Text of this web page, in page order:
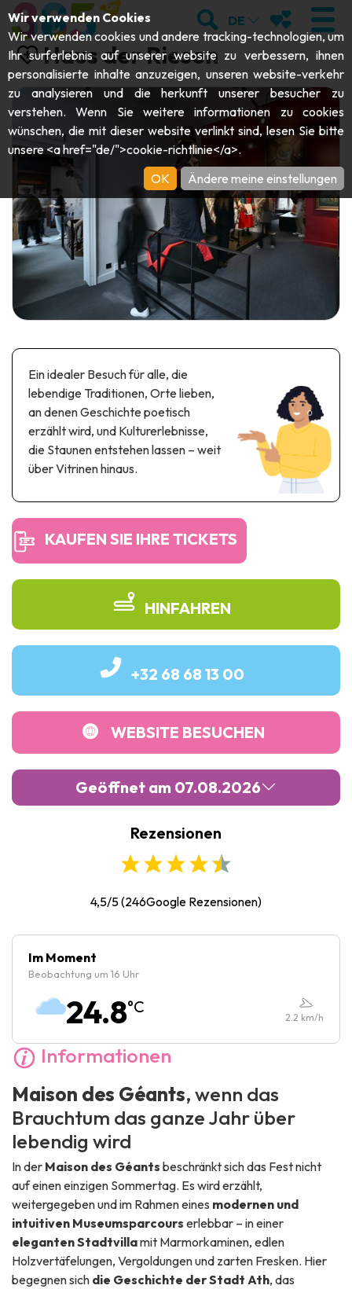
BESUCHEN
Abteien & Religiöse Monumente
Archäologie
Kunst
Handwerk & Know-how
Schlösser, Zitadellen & Belfriede
Folklore & Lokale Geschichte
Geschichte
Wissenschaftsparks
Automobil- & Eisenbahnerbe
Industrie- & Technikerbe
Gedächtnistourismus
UNESCO erbe
ENTDECKEN
Höhlen
Garten, Parks & Naturstätten
Aquarien, Tierparks & Zoos
SICH BEWEGEN
Touristen-& Kreuzfahrt-Schiffe
Draisinen & Touristenzüge
Kajaks
Themen- und Freizeitpark
Unterhaltungs-& Aqua-Parks
VERANSTALTUNGEN
DIE BESTEN AKTIVITÄTEN FÜR
DIESEN SOMMER
GUIDE DOWNLOADEN
SUCHEN
DE MEINE
Haus der Riesen
Ein idealer Besuch für alle, die
lebendige Traditionen, Orte lieben,
an denen Geschichte poetisch
erzählt wird, und Kulturerlebnisse,
die Staunen entstehen lassen – weit
über Vitrinen hinaus.
KAUFEN SIE IHRE TICKETS
HINFAHREN
+32 68 68 13 00
WEBSITE BESUCHEN
Geöffnet am 07.08.2026
Geschlossen
10:00-18:00
Freitag :10:00
Samstag :
Sonntag :14:00- 18:00
Rezensionen
4,5/5(246Google Rezensionen)
Im Moment
Beobachtung um 16 Uhr
24.8°C
2.2 km/h
Informationen
Maison des Géants, wenn das
Brauchtum das ganze Jahr über
lebendig wird
In der Maison des Géants beschränkt sich das Fest nicht
auf einen einzigen Sommertag. Es wird erzählt,
weitergegeben und im Rahmen eines modernen und
intuitiven Museumsparcours erlebbar – in einer
eleganten Stadtvillamit Marmorkaminen, edlen
Holzvertäfelungen, Vergoldungen und zarten Fresken. Hier
begegnen sich die Geschichte der Stadt Ath, das
Wir verwenden Cookies
Wir verwenden cookies und andere tracking-technologien, um
Ihr surferlebnis auf unserer website zu verbessern, ihnen
personalisierte inhalte anzuzeigen, unseren website-verkehr
zu analysieren und die herkunft unserer besucher zu
verstehen. Wenn Sie weitere informationen zu cookies
wünschen, die mit dieser website verlinkt sind, lesen Sie bitte
unsere <a href="de/">cookie-richtlinie</a>.
OK
Ändere meine einstellungen